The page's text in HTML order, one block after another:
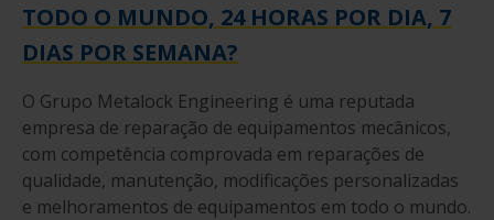
TODO O MUNDO, 24 HORAS POR DIA, 7
DIAS POR SEMANA?
O Grupo Metalock Engineering é uma reputada
empresa de reparação de equipamentos mecânicos,
com competência comprovada em reparações de
qualidade, manutenção, modificações personalizadas
e melhoramentos de equipamentos em todo o mundo.